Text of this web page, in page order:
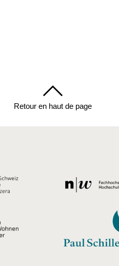
Retour en haut de page